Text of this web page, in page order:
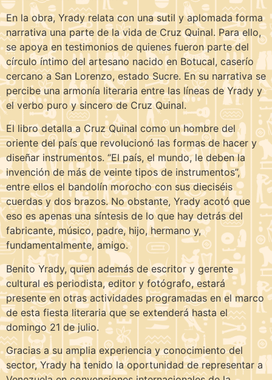
En la obra, Yrady relata con una sutil y aplomada forma
narrativa una parte de la vida de Cruz Quinal. Para ello,
se apoya en testimonios de quienes fueron parte del
círculo íntimo del artesano nacido en Botucal, caserío
cercano a San Lorenzo, estado Sucre. En su narrativa se
percibe una armonía literaria entre las líneas de Yrady y
el verbo puro y sincero de Cruz Quinal.
El libro detalla a Cruz Quinal como un hombre del
oriente del país que revolucionó las formas de hacer y
diseñar instrumentos. “El país, el mundo, le deben la
invención de más de veinte tipos de instrumentos”,
entre ellos el bandolín morocho con sus dieciséis
cuerdas y dos brazos. No obstante, Yrady acotó que
eso es apenas una síntesis de lo que hay detrás del
fabricante, músico, padre, hijo, hermano y,
fundamentalmente, amigo.
Benito Yrady, quien además de escritor y gerente
cultural es periodista, editor y fotógrafo, estará
presente en otras actividades programadas en el marco
de esta fiesta literaria que se extenderá hasta el
domingo 21 de julio.
Gracias a su amplia experiencia y conocimiento del
sector, Yrady ha tenido la oportunidad de representar a